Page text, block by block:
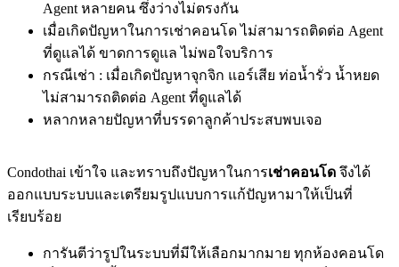
Agent หลายคน ซึ่งว่างไม่ตรงกัน
เมื่อเกิดปัญหาในการเช่าคอนโด ไม่สามารถติดต่อ Agent
ที่ดูแลได้ ขาดการดูแล ไม่พอใจบริการ
กรณีเช่า : เมื่อเกิดปัญหาจุกจิก แอร์เสีย ท่อน้ำรั่ว น้ำหยด
ไม่สามารถติดต่อ Agent ที่ดูแลได้
หลากหลายปัญหาที่บรรดาลูกค้าประสบพบเจอ
Condothai เข้าใจ และทราบถึงปัญหาในการเช่าคอนโด จึงได้
ออกแบบระบบและเตรียมรูปแบบการแก้ปัญหามาให้เป็นที่
เรียบร้อย
การันตีว่ารูปในระบบที่มีให้เลือกมากมาย ทุกห้องคอนโด